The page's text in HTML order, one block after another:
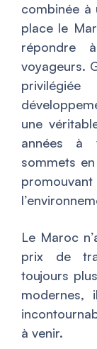
combinée à
place le
répondre
voyageurs.
une
années à
sommets
Le Maroc
prix de
toujours
modernes,
à venir.